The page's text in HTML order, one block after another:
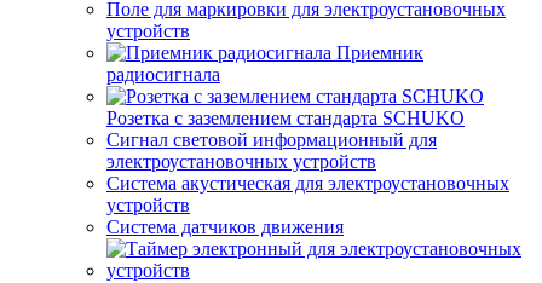
Поле для маркировки для электроустановочных
устройств
Приемник
радиосигнала
Розетка с заземлением стандарта SCHUKO
Сигнал световой информационный для
электроустановочных устройств
Система акустическая для электроустановочных
устройств
Система датчиков движения